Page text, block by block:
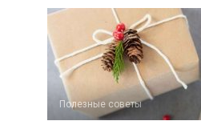
Полезные советы